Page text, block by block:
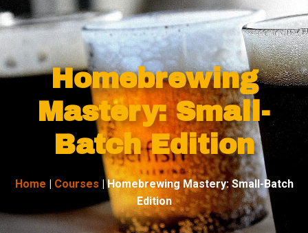
Homebrewing
Mastery: Small-
Batch Edition
Home | Courses |Homebrewing Mastery: Small-Batch
Edition